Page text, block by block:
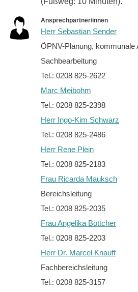
Ansprechpartner/innen
Herr Sebastian Sender
ÖPNV-Planung, kommunale
Sachbearbeitung
Tel.: 0208 825-2622
Marc Meibohm
Tel.: 0208 825-2398
Herr Ingo-Kim Schwarz
Tel.: 0208 825-2486
Herr Rene Plein
Tel.: 0208 825-2183
Frau Ricarda Mauksch
Bereichsleitung
Tel.: 0208 825-2035
Frau Angelika Böttcher
Tel.: 0208 825-2203
Herr Dr. Marcel Knauff
Fachbereichsleitung
Tel.: 0208 825-3157